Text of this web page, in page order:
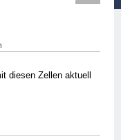
diesen Zellen aktuell